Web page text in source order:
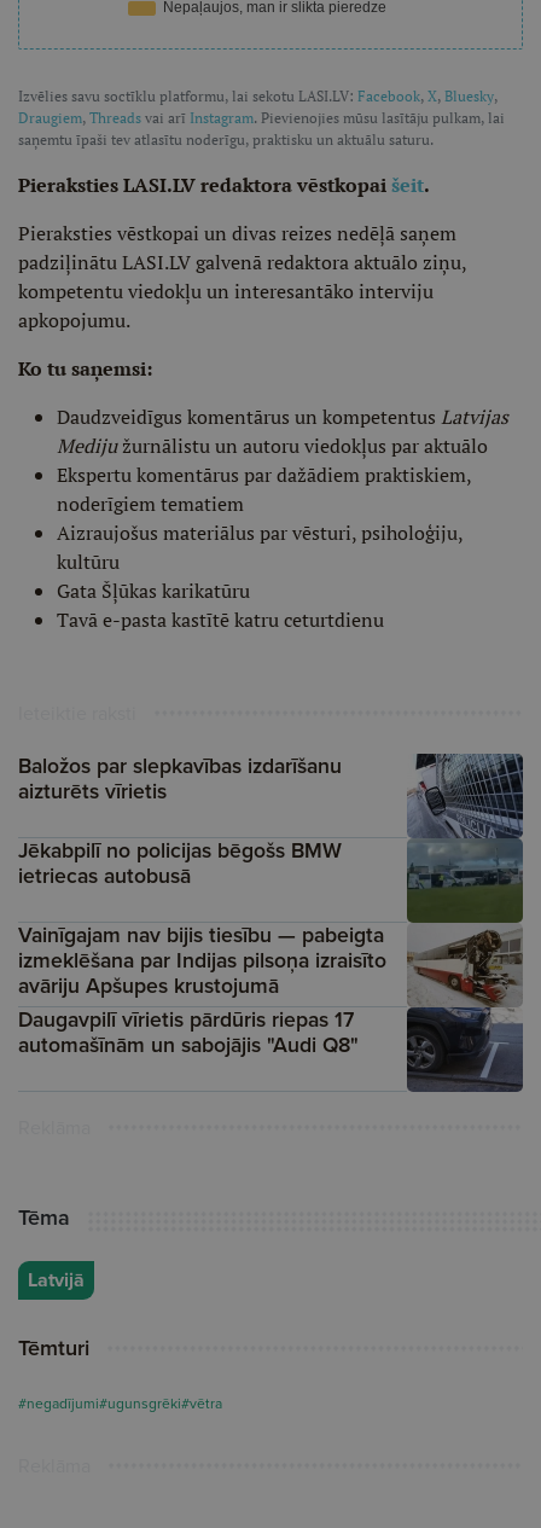
Izvēlies savu soctīklu platformu, lai sekotu LASI.LV: Facebook, X, Bluesky,
Draugiem, Threads vai arī Instagram. Pievienojies mūsu lasītāju pulkam, lai
saņemtu īpaši tev atlasītu noderīgu, praktisku un aktuālu saturu.
Pieraksties LASI.LV redaktora vēstkopaišeit.
Pieraksties vēstkopai un divas reizes nedēļā saņem
padziļinātu LASI.LV galvenā redaktora aktuālo ziņu,
kompetentu viedokļu un interesantāko interviju
apkopojumu.
Ko tu saņemsi:
Daudzveidīgus komentārus un kompetentus Latvijas
Medijužurnālistu un autoru viedokļus par aktuālo
Ekspertu komentārus par dažādiem praktiskiem,
noderīgiem tematiem
Aizraujošus materiālus par vēsturi, psiholoģiju,
kultūru
Gata Šļūkas karikatūru
Tavā e-pasta kastītē katru ceturtdienu
Baložos par slepkavības izdarīšanu
aizturēts vīrietis
Jēkabpilī no policijas bēgošs BMW
ietriecas autobusā
Vainīgajam nav bijis tiesību — pabeigta
izmeklēšana par Indijas pilsoņa izraisīto
avāriju Apšupes krustojumā
Daugavpilī vīrietis pārdūris riepas 17
automašīnām un sabojājis "Audi Q8"
Tēma
Latvijā
Tēmturi
#negadījumi#ugunsgrēki#vētra